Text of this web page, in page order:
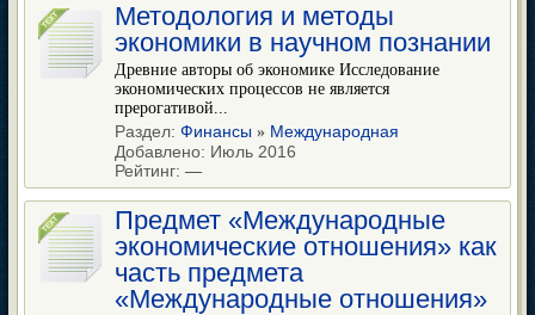
Методология и методы
экономики в научном познании
Древние авторы об экономике Исследование
экономических процессов не является
прерогативой...
Раздел: Финансы » Международная
Добавлено: Июль 2016
Рейтинг: —
Предмет «Международные
экономические отношения» как
часть предмета
«Международные отношения»